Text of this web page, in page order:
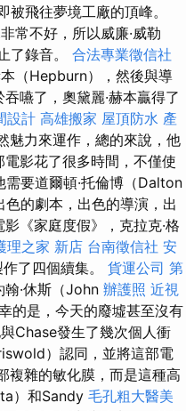
飛往夢境工廠的頂峰。
常不好，所以威廉·威勒
了錄音。 合法專業徵信社
（Hepburn），然後與導
嚥了，奧黛麗·赫本贏得了
設計 高雄搬家 屋頂防水 產
魅力來運作，總的來說，他
電影花了很多時間，不僅使
需要道爾頓·托倫博（Dalton
的劇本，出色的導演，出
《家庭度假》，克拉克·格
理之家 新店 台南徵信社 安
了四個續集。 貨運公司 第
·休斯（John 辦護照 近視
的是，今天的廢墟甚至沒有
Chase發生了幾次個人衝
）認同，並將這部電
複雜的敏化膜，而是這種高
）和Sandy 毛孔粗大醫美